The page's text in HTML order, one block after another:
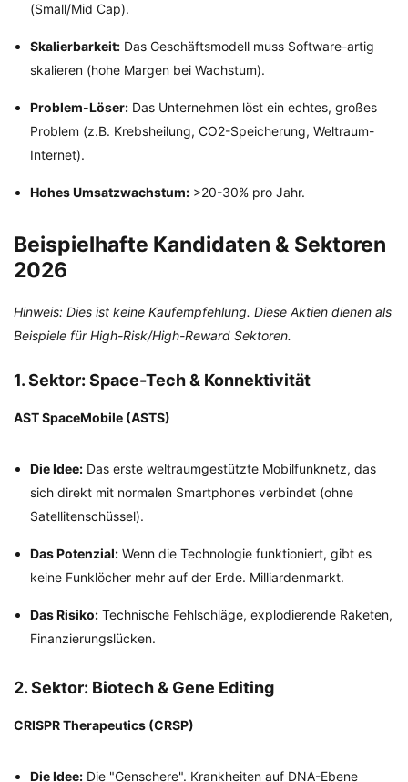
(Small/Mid Cap).
Skalierbarkeit: Das Geschäftsmodell muss Software-artig
skalieren (hohe Margen bei Wachstum).
Problem-Löser: Das Unternehmen löst ein echtes, großes
Problem (z.B. Krebsheilung, CO2-Speicherung, Weltraum-
Internet).
Hohes Umsatzwachstum: >20-30% pro Jahr.
Beispielhafte Kandidaten & Sektoren
2026
Hinweis: Dies ist keine Kaufempfehlung. Diese Aktien dienen als
Beispiele für High-Risk/High-Reward Sektoren.
1. Sektor: Space-Tech & Konnektivität
AST SpaceMobile (ASTS)
Die Idee: Das erste weltraumgestützte Mobilfunknetz, das
sich direkt mit normalen Smartphones verbindet (ohne
Satellitenschüssel).
Das Potenzial: Wenn die Technologie funktioniert, gibt es
keine Funklöcher mehr auf der Erde. Milliardenmarkt.
Das Risiko: Technische Fehlschläge, explodierende Raketen,
Finanzierungslücken.
2. Sektor: Biotech & Gene Editing
CRISPR Therapeutics (CRSP)
Die Idee: Die "Genschere". Krankheiten auf DNA-Ebene